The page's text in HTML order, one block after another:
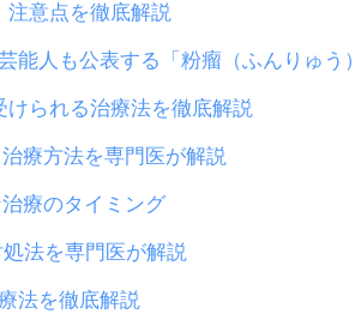
注意点を徹底解説
能人も公表する「粉瘤（ふんりゅ
られる治療法を徹底解説
療方法を専門医が解説
療のタイミング
法を専門医が解説
法を徹底解説